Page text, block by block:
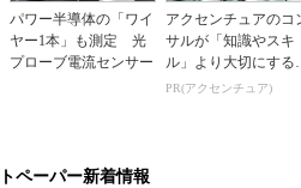
パワー半導体の「ワイ
ヤー1本」も測定 光
プローブ電流センサー
アクセンチュアのコ
サルが「知識やスキ
ル」より大切にする
点
PR(アクセンチュア)
ペーパー新着情報